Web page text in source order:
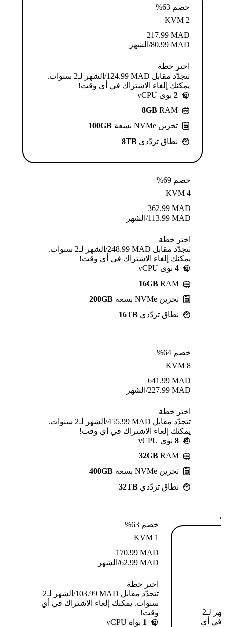
خصم 63%
KVM 2
MAD
217.99
MAD
80.99/الشهر
اختر خطة
تتجدّد مقابل MAD ⁦124.99⁩/الشهر لـ2 سنوات.
يمكنك إلغاء الاشتراك في أي وقت!
2 نوى vCPU
8GB RAM
تخزين NVMe بسعة
100GB
نطاق تردّدي 8TB
خصم 69%
KVM 4
MAD
362.99
MAD
113.99/الشهر
اختر خطة
تتجدّد مقابل MAD ⁦248.99⁩/الشهر لـ2 سنوات.
يمكنك إلغاء الاشتراك في أي وقت!
4 نوى vCPU
16GB RAM
تخزين NVMe بسعة
200GB
نطاق تردّدي 16TB
خصم 64%
KVM 8
MAD
641.99
MAD
227.99/الشهر
اختر خطة
تتجدّد مقابل MAD ⁦455.99⁩/الشهر لـ2 سنوات.
يمكنك إلغاء الاشتراك في أي وقت!
8 نوى vCPU
32GB RAM
تخزين NVMe بسعة
400GB
نطاق تردّدي 32TB
خصم 63%
KVM 1
MAD
170.99
MAD
62.99/الشهر
اختر خطة
تتجدّد مقابل MAD ⁦103.99⁩/الشهر لـ2
سنوات. يمكنك إلغاء الاشتراك في أي
وقت!
1 نواة vCPU
تتجدّد مقابل MAD ⁦124.99⁩/الشهر لـ2
في أي